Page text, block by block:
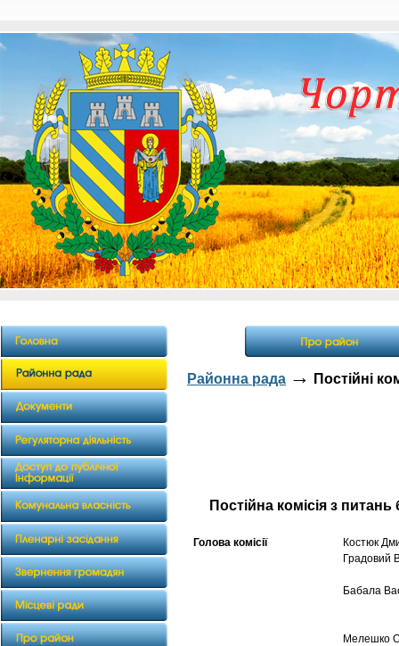
Районна рада → Постійні
Постійна комісія з
Голова комісії
Костюк
Градовий
Бабала
Мелешко